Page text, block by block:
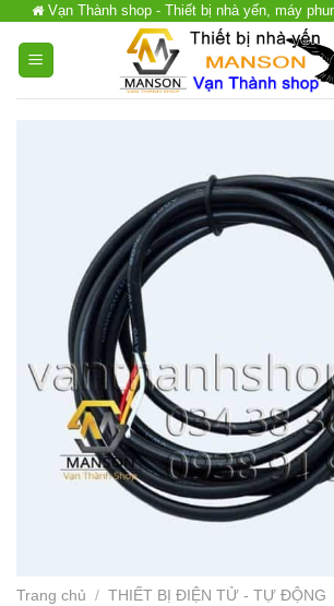
Chuyển
đến
dung
Vạn Thành shop - Thiết bị nhà yến, máy
Trang chủ / THIẾT BỊ ĐIỆN TỬ - TỰ ĐỘNG